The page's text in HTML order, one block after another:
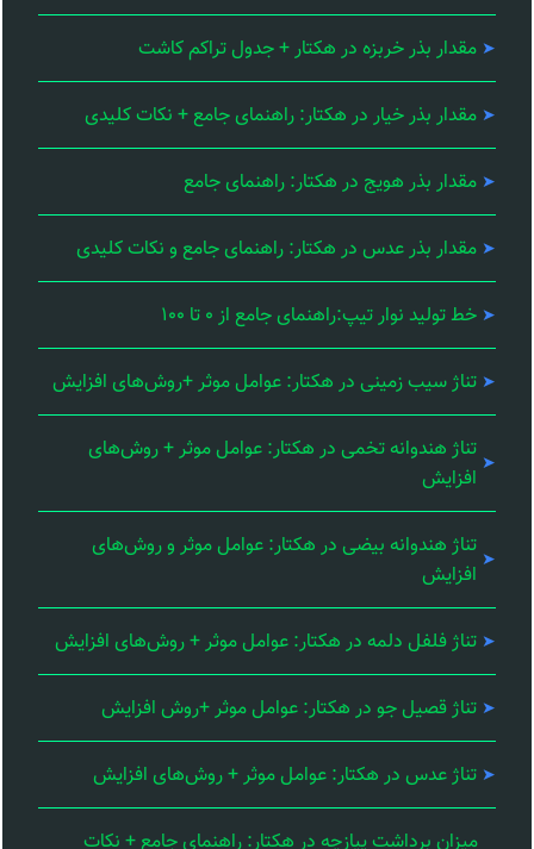
مقدار بذر خربزه در هکتار + جدول تراکم کاشت
مقدار بذر خیار در هکتار: راهنمای جامع + نکات کلیدی
مقدار بذر هویج در هکتار: راهنمای جامع
مقدار بذر عدس در هکتار: راهنمای جامع و نکات کلیدی
خط تولید نوار تیپ:راهنمای جامع از ۰ تا ۱۰۰
تناژ سیب زمینی در هکتار: عوامل موثر +روش‌های افزایش
تناژ هندوانه تخمی در هکتار: عوامل موثر + روش‌های
افزایش
تناژ هندوانه بیضی در هکتار: عوامل موثر و روش‌های
افزایش
تناژ فلفل دلمه در هکتار: عوامل موثر + روش‌های افزایش
تناژ قصیل جو در هکتار: عوامل موثر +روش افزایش
تناژ عدس در هکتار: عوامل موثر + روش‌های افزایش
میزان برداشت پیازچه در هکتار: راهنمای جامع + نکات